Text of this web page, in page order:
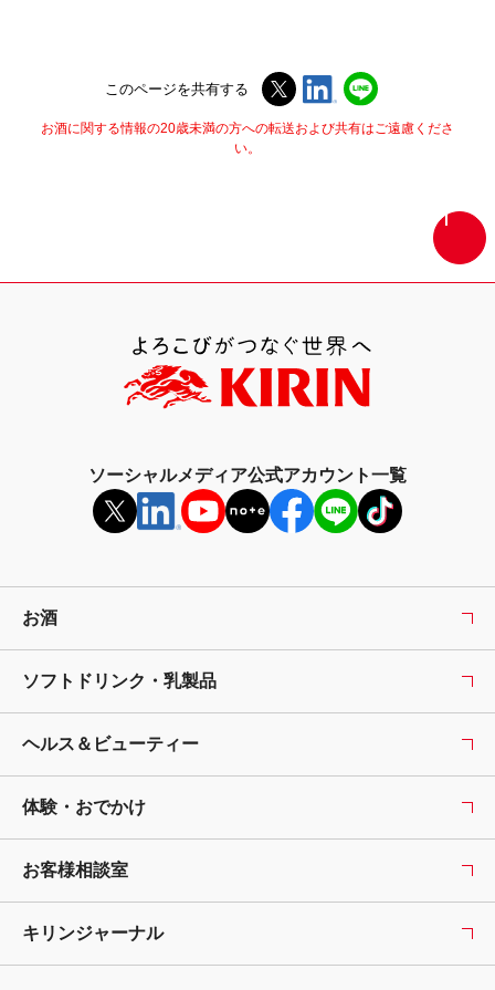
このページを共有する
お酒に関する情報の20歳未満の方への転送および共有はご遠慮くださ
い。
画
面
最
上
ソーシャルメディア公式アカウント一覧
お酒
ソフトドリンク・乳製品
ヘルス＆ビューティー
体験・おでかけ
お客様相談室
キリンジャーナル